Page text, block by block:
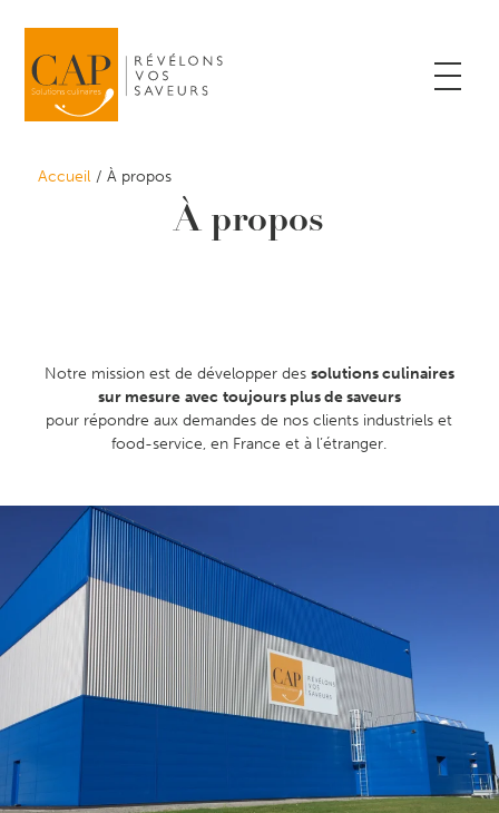
Accueil À propos
À propos
Notre mission est de développer des solutions culinaires
sur mesure avec toujours plus de saveurs
pour répondre aux demandes de nos clients industriels et
food-service, en France et à l’étranger.